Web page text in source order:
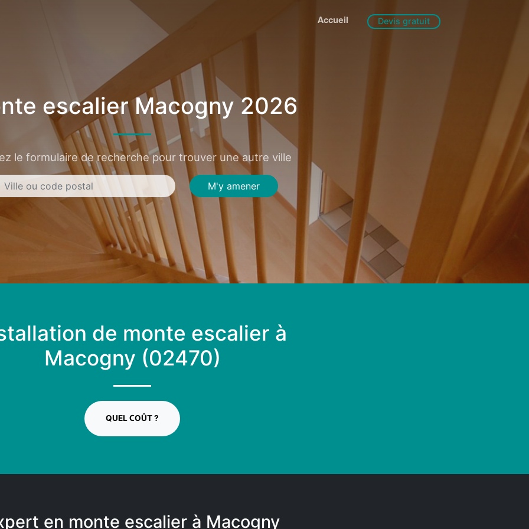
Accueil Devis gratuit
escalier Macogny 2026
le formulaire de recherche pour trouver une autre ville
M'y amener
de monte escalier à
Macogny (02470)
QUEL COÛT ?
en monte escalier à Macogny